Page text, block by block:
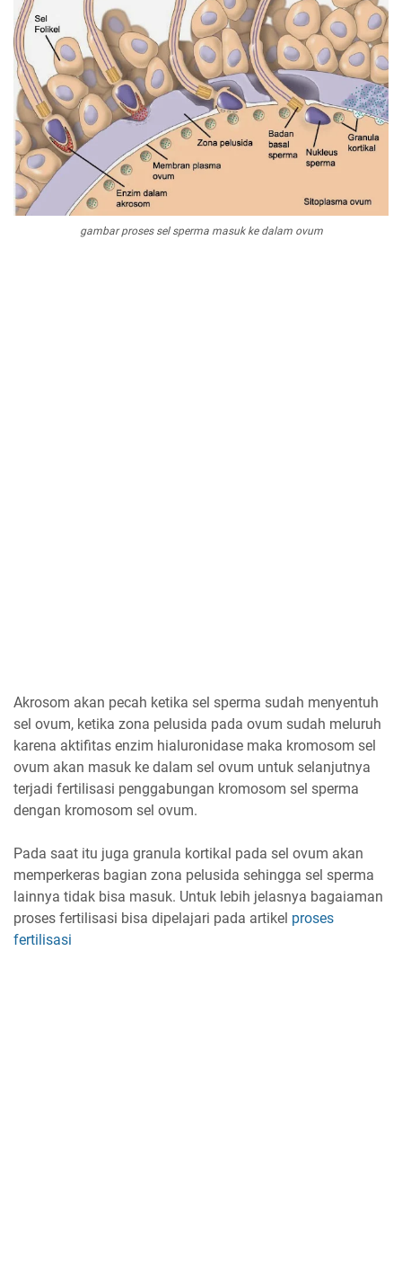
gambar proses sel sperma masuk ke dalam ovum
Akrosom akan pecah ketika sel sperma sudah menyentuh
sel ovum, ketika zona pelusida pada ovum sudah meluruh
karena aktifitas enzim hialuronidase maka kromosom sel
ovum akan masuk ke dalam sel ovum untuk selanjutnya
terjadi fertilisasi penggabungan kromosom sel sperma
dengan kromosom sel ovum.
Pada saat itu juga granula kortikal pada sel ovum akan
memperkeras bagian zona pelusida sehingga sel sperma
lainnya tidak bisa masuk. Untuk lebih jelasnya bagaiaman
proses fertilisasi bisa dipelajari pada artikel proses
fertilisasi